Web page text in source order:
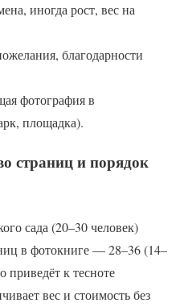
иногда рост, вес на
благодарности
фотография в
площадка).
страниц и порядок
сада (20–30 человек)
в фотокниге — 28–36 (14–
приведёт к тесноте
вес и стоимость без